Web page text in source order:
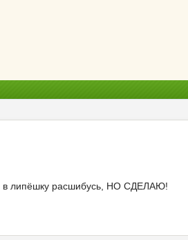
в липёшку расшибусь, НО СДЕЛАЮ!